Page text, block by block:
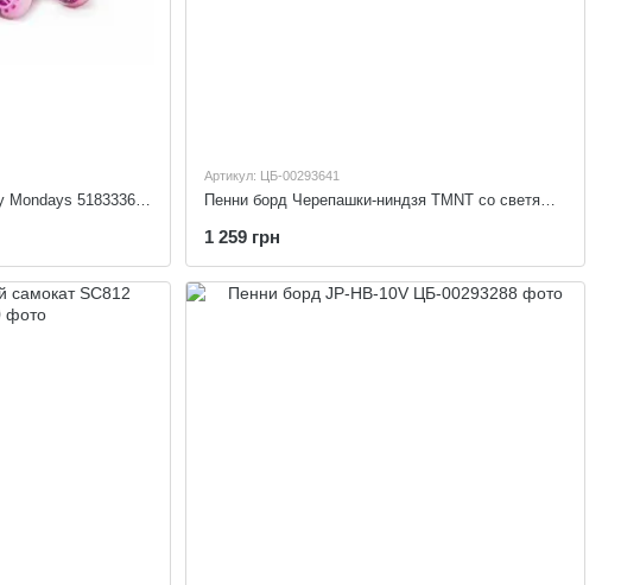
РОЛИКИ HAPPY №1 L Happy Mondays 518333674-L
Артикул: ЦБ-00293641
Пенни борд Черепашки-ниндзя TMNT со светящимися колесами и ярким дизайном TM2508
1 259 грн